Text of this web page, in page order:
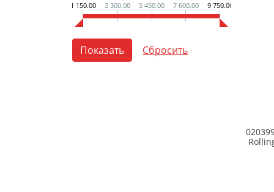
1 150.00 3 300.00 5 450.00 7 600.00 9 750.00